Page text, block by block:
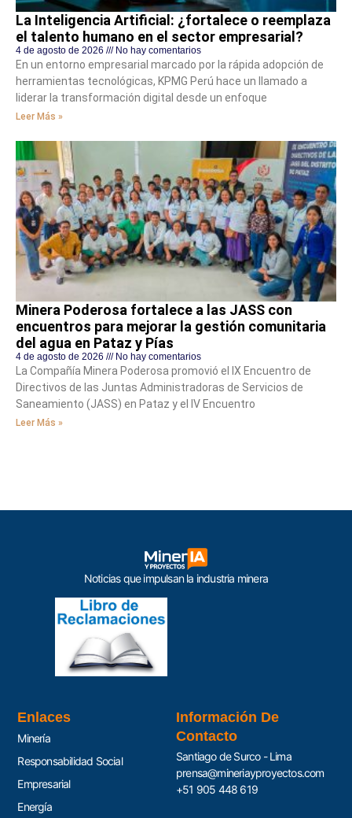
La Inteligencia Artificial: ¿fortalece o reemplaza
el talento humano en el sector empresarial?
4 de agosto de 2026 No hay comentarios
En un entorno empresarial marcado por la rápida adopción de
herramientas tecnológicas, KPMG Perú hace un llamado a
liderar la transformación digital desde un enfoque
Leer Más »
Minera Poderosa fortalece a las JASS con
encuentros para mejorar la gestión comunitaria
del agua en Pataz y Pías
4 de agosto de 2026 No hay comentarios
La Compañía Minera Poderosa promovió el IX Encuentro de
Directivos de las Juntas Administradoras de Servicios de
Saneamiento (JASS) en Pataz y el IV Encuentro
Leer Más »
Noticias que impulsan la industria minera
Enlaces
Minería
Responsabilidad Social
Empresarial
Energía
Información De
Contacto
Santiago de Surco - Lima
prensa@mineriayproyectos.com
+51 905 448 619